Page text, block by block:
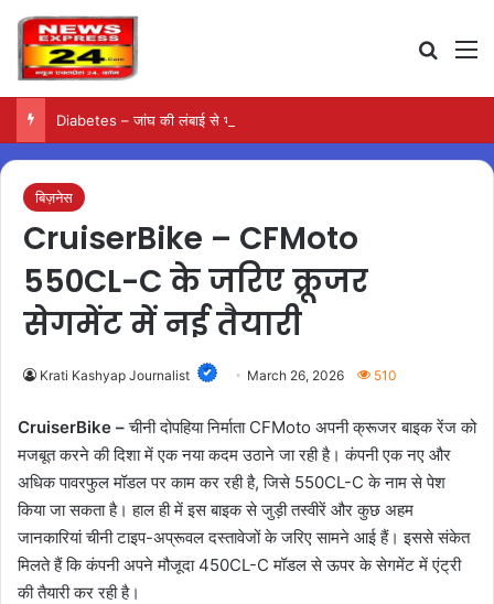
बिज़नेस
CruiserBike – CFMoto
550CL-C के जरिए क्रूजर
सेगमेंट में नई तैयारी
Krati Kashyap Journalist March 26, 2026 510
CruiserBike –चीनी दोपहिया निर्माता CFMoto अपनी क्रूजर बाइक रेंज को
मजबूत करने की दिशा में एक नया कदम उठाने जा रही है। कंपनी एक नए और
अधिक पावरफुल मॉडल पर काम कर रही है, जिसे 550CL-C के नाम से पेश
किया जा सकता है। हाल ही में इस बाइक से जुड़ी तस्वीरें और कुछ अहम
जानकारियां चीनी टाइप-अप्रूवल दस्तावेजों के जरिए सामने आई हैं। इससे संकेत
मिलते हैं कि कंपनी अपने मौजूदा 450CL-C मॉडल से ऊपर के सेगमेंट में एंट्री
की तैयारी कर रही है।